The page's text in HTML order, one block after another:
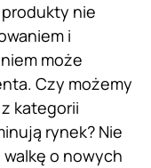
nie
i
może
Czy możemy
kategorii
rynek? Nie
o nowych